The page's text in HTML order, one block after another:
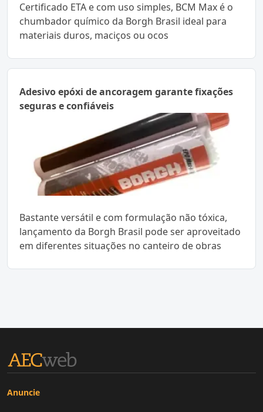
Certificado ETA e com uso simples, BCM Max é o
chumbador químico da Borgh Brasil ideal para
materiais duros, maciços ou ocos
Adesivo epóxi de ancoragem garante fixações
seguras e confiáveis
Bastante versátil e com formulação não tóxica,
lançamento da Borgh Brasil pode ser aproveitado
em diferentes situações no canteiro de obras
Anuncie